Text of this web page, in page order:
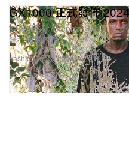
Fashion 時裝
GX1000 正式發佈
找來攝影師 Stephen
達、紐約拍攝。
2024年8月16日